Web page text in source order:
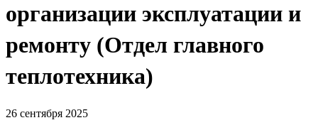
организации эксплуатации и
ремонту (Отдел главного
теплотехника)
26 сентября 2025